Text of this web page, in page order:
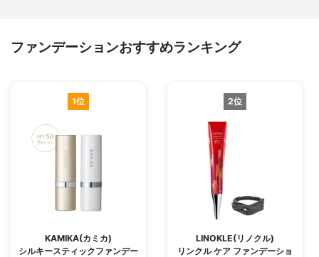
ファンデーションおすすめランキング
1位
KAMIKA(カミカ)
シルキースティックファンデー
2位
LINOKLE(リノクル)
リンクル ケア ファンデーショ